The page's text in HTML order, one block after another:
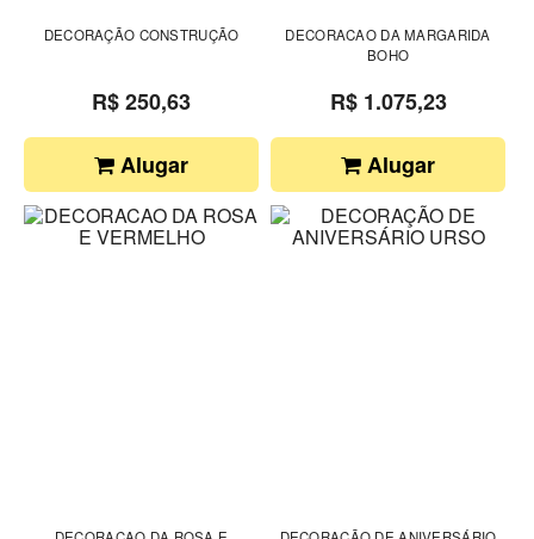
DECORAÇÃO CONSTRUÇÃO
R$ 250,63
Alugar
DECORACAO DA MARGARIDA
BOHO
R$ 1.075,23
Alugar